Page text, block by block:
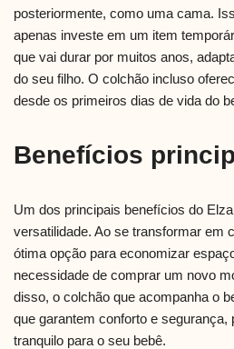
posteriormente, como uma cama.
apenas investe em um item
que vai durar por muitos anos,
do seu filho. O colchão incluso
desde os primeiros dias de vida do
Benefícios
Um dos principais benefícios do
versatilidade. Ao se transformar em
ótima opção para economizar
necessidade de comprar um novo
disso, o colchão que acompanha o
que garantem conforto e segurança,
tranquilo para o seu bebê.